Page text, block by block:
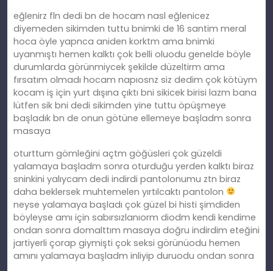
eğlenirz fln dedi bn de hocam nasl eğlenicez
diyemeden sikimden tuttu bnimki de 16 santim meral
hoca öyle yapnca aniden korktm ama bnimki
uyanmıştı hemen kalktı çok belli oluodu genelde böyle
durumlarda görünmiycek şekilde düzeltirm ama
fırsatım olmadı hocam napıosnz siz dedim çok kötüym
kocam iş için yurt dışına çıktı bni sikicek birisi lazm bana
lütfen sik bni dedi sikimden yine tuttu öpüşmeye
başladık bn de onun götüne ellemeye başladm sonra
masaya
oturttum gömleğini açtm göğüsleri çok güzeldi
yalamaya başladm sonra oturduğu yerden kalktı biraz
sninkini yalıycam dedi indirdi pantolonumu ztn biraz
daha beklersek muhtemelen yırtılcaktı pantolon
neyse yalamaya başladı çok güzel bi histi şimdiden
böyleyse amı için sabırsızlanıorm diodm kendi kendime
ondan sonra domalttım masaya doğru indirdim eteğini
jartiyerli çorap giymişti çok seksi görünüodu hemen
amını yalamaya başladm inliyip duruodu ondan sonra